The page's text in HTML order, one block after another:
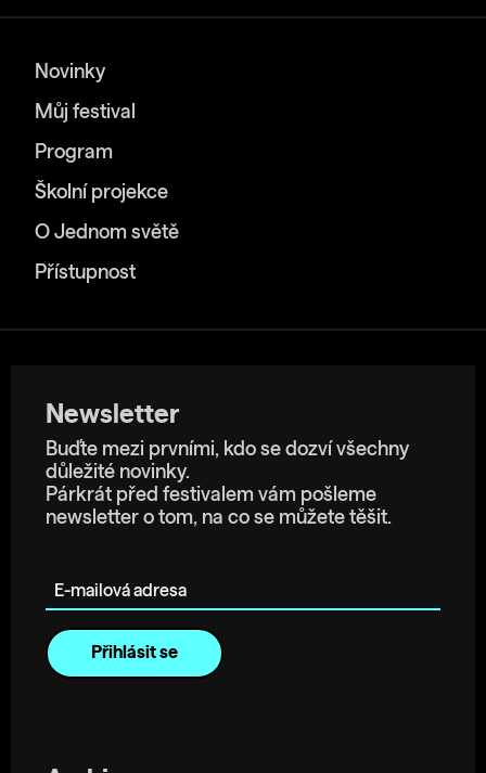
Novinky
Můj festival
Program
Školní projekce
O Jednom světě
Přístupnost
Newsletter
Buďte mezi prvními, kdo se dozví všechny
důležité novinky.
Párkrát před festivalem vám pošleme
newsletter o tom, na co se můžete těšit.